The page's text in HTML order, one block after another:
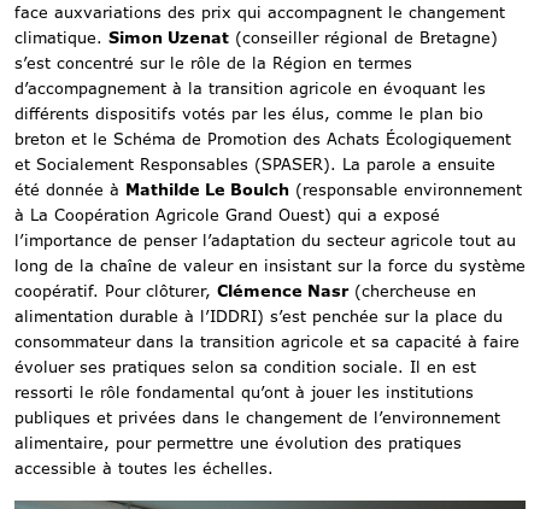
face auxvariations des prix qui accompagnent le changement
climatique. Simon Uzenat (conseiller régional de Bretagne)
s’est concentré sur le rôle de la Région en termes
d’accompagnement à la transition agricole en évoquant les
différents dispositifs votés par les élus, comme le plan bio
breton et le Schéma de Promotion des Achats Écologiquement
et Socialement Responsables (SPASER). La parole a ensuite
été donnée à Mathilde Le Boulch (responsable environnement
à La Coopération Agricole Grand Ouest) qui a exposé
l’importance de penser l’adaptation du secteur agricole tout au
long de la chaîne de valeur en insistant sur la force du système
coopératif. Pour clôturer, Clémence Nasr(chercheuse en
alimentation durable à l’IDDRI) s’est penchée sur la place du
consommateur dans la transition agricole et sa capacité à faire
évoluer ses pratiques selon sa condition sociale. Il en est
ressorti le rôle fondamental qu’ont à jouer les institutions
publiques et privées dans le changement de l’environnement
alimentaire, pour permettre une évolution des pratiques
accessible à toutes les échelles.